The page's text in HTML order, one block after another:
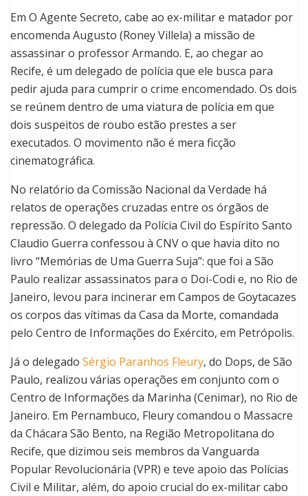
Em O Agente Secreto, cabe ao ex-militar e matador por
encomenda Augusto (Roney Villela) a missão de
assassinar o professor Armando. E, ao chegar ao
Recife, é um delegado de polícia que ele busca para
pedir ajuda para cumprir o crime encomendado. Os dois
se reúnem dentro de uma viatura de polícia em que
dois suspeitos de roubo estão prestes a ser
executados. O movimento não é mera ficção
cinematográfica.
No relatório da Comissão Nacional da Verdade há
relatos de operações cruzadas entre os órgãos de
repressão. O delegado da Polícia Civil do Espírito Santo
Claudio Guerra confessou à CNV o que havia dito no
livro “Memórias de Uma Guerra Suja”: que foi a São
Paulo realizar assassinatos para o Doi-Codi e, no Rio de
Janeiro, levou para incinerar em Campos de Goytacazes
os corpos das vítimas da Casa da Morte, comandada
pelo Centro de Informações do Exército, em Petrópolis.
Já o delegado Sérgio Paranhos Fleury, do Dops, de São
Paulo, realizou várias operações em conjunto com o
Centro de Informações da Marinha (Cenimar), no Rio de
Janeiro. Em Pernambuco, Fleury comandou o Massacre
da Chácara São Bento, na Região Metropolitana do
Recife, que dizimou seis membros da Vanguarda
Popular Revolucionária (VPR) e teve apoio das Polícias
Civil e Militar, além, do apoio crucial do ex-militar cabo